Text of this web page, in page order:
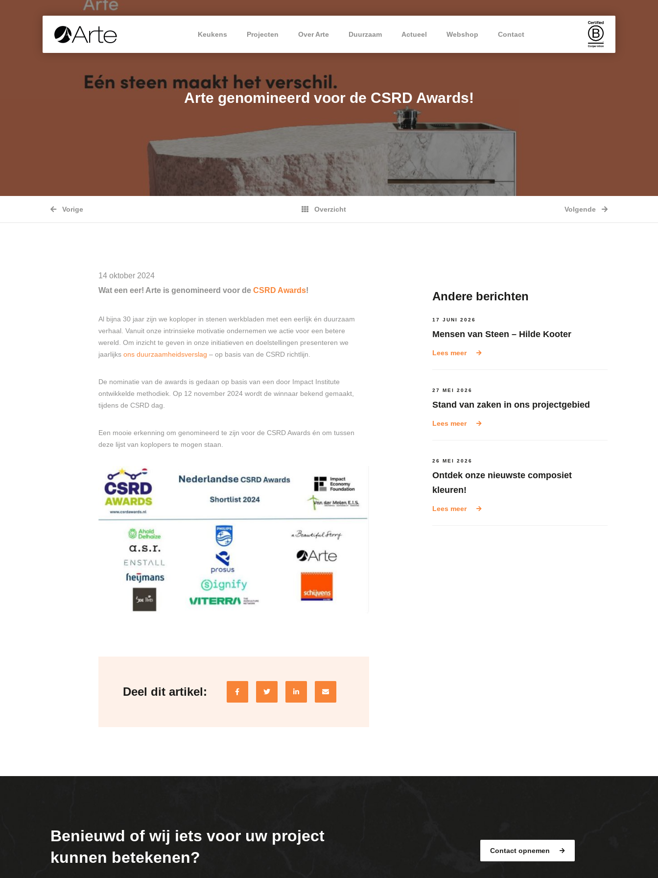
Keukens Projecten Over Arte Duurzaam Actueel Webshop Contact
Arte genomineerd voor de CSRD Awards!
Vorige Overzicht Volgende
14 oktober 2024
Wat een eer! Arte is genomineerd voor de CSRD Awards!
Al bijna 30 jaar zijn we koploper in stenen werkbladen met een eerlijk én duurzaam
verhaal. Vanuit onze intrinsieke motivatie ondernemen we actie voor een betere
wereld. Om inzicht te geven in onze initiatieven en doelstellingen presenteren we
jaarlijks ons duurzaamheidsverslag – op basis van de CSRD richtlijn.
De nominatie van de awards is gedaan op basis van een door Impact Institute
ontwikkelde methodiek. Op 12 november 2024 wordt de winnaar bekend gemaakt,
tijdens de CSRD dag.
Een mooie erkenning om genomineerd te zijn voor de CSRD Awards én om tussen
deze lijst van koplopers te mogen staan.
Deel dit artikel:
Andere berichten
17 JUNI 2026
Mensen van Steen – Hilde Kooter
Lees meer
27 MEI 2026
Stand van zaken in ons projectgebied
Lees meer
26 MEI 2026
Ontdek onze nieuwste composiet
kleuren!
Lees meer
Benieuwd of wij iets voor uw project
kunnen betekenen?
Contact opnemen